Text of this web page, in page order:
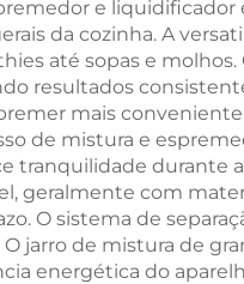
e
da cozinha. A
até sopas e
resultados
mais
de mistura e
tranquilidade durante
geralmente com
O sistema de
jarro de mistura de
energética do